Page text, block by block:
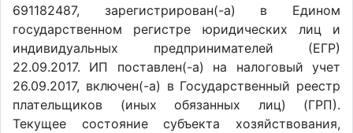
691182487, зарегистрирован(-а) в Едином
государственном регистре юридических лиц и
индивидуальных предпринимателей (ЕГР)
22.09.2017. ИП поставлен(-a) на налоговый учет
26.09.2017, включен(-a) в Государственный реестр
плательщиков (иных обязанных лиц) (ГРП).
Текущее состояние субъекта хозяйствования,